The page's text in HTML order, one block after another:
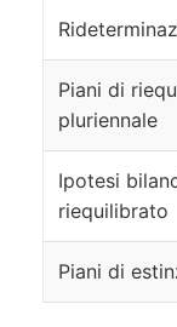
Piani di
pluriennale
Ipotesi
riequilibrato
Piani di